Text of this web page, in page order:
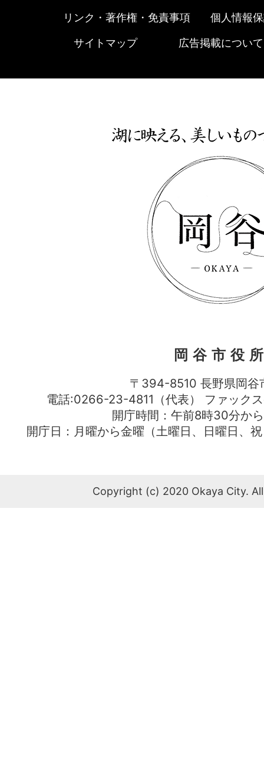
リンク・著作権・免責事項 個人情報
サイトマップ 広告掲載について
岡谷市役
〒394-8510 長野県岡谷
電話:0266-23-4811（代表） ファッ
開庁時間：午前8時30分か
開庁日：月曜から金曜（土曜日、日曜日、
Copyright (c) 2020 Okaya City.